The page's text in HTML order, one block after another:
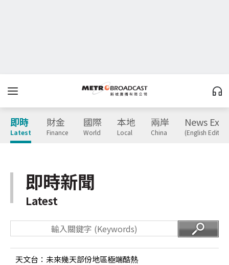
即時
Latest
財金
Finance
國際
World
本地
Local
兩岸
China
News
(English
即時新聞
Latest
天文台：未來幾天部份地區極端酷熱